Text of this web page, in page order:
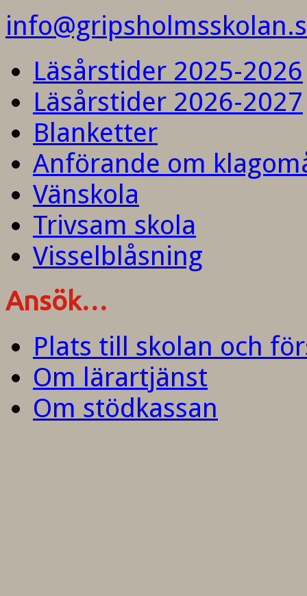
Läsårstider 2025-2026
Läsårstider 2026-2027
Blanketter
Anförande om
Vänskola
Trivsam skola
Visselblåsning
Ansök…
Plats till skolan och
Om lärartjänst
Om stödkassan